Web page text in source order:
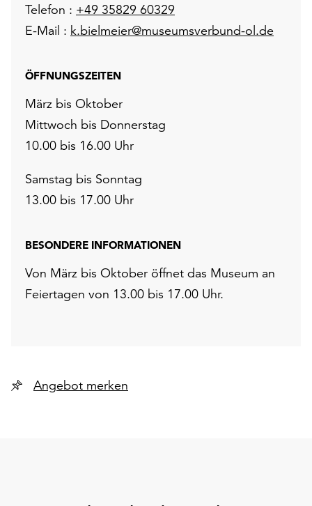
Telefon : +49 35829 60329
E-Mail : k.bielmeier@museumsverbund-ol.de
ÖFFNUNGSZEITEN
März bis Oktober
Mittwoch bis Donnerstag
10.00 bis 16.00 Uhr
Samstag bis Sonntag
13.00 bis 17.00 Uhr
BESONDERE INFORMATIONEN
Von März bis Oktober öffnet das Museum an
Feiertagen von 13.00 bis 17.00 Uhr.
Angebot merken